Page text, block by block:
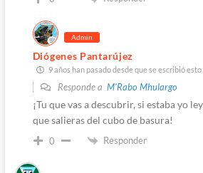
Admin
Diógenes Pantarújez
9 años han pasado desde que se escribió esto
Responde a M'Rabo Mhulargo
¡Tu que vas a descubrir, si estaba yo
que salieras del cubo de basura!
0 Responder